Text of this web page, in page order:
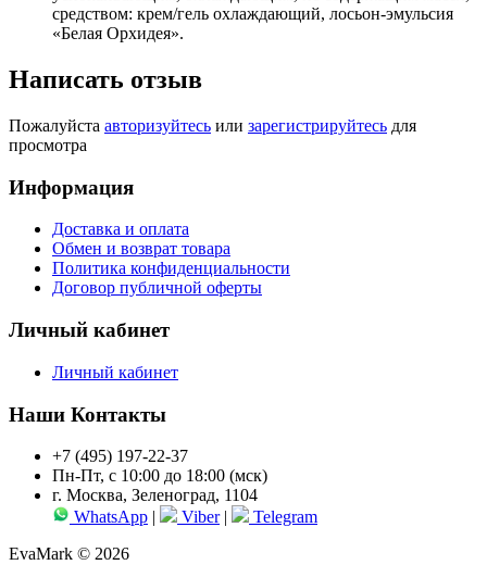
средством: крем/гель охлаждающий, лосьон-эмульсия
«Белая Орхидея».
Написать отзыв
Пожалуйста авторизуйтесь или зарегистрируйтесь для
просмотра
Информация
Доставка и оплата
Обмен и возврат товара
Политика конфиденциальности
Договор публичной оферты
Личный кабинет
Личный кабинет
Наши Контакты
+7 (495) 197-22-37
Пн-Пт, с 10:00 до 18:00 (мск)
г. Москва, Зеленоград, 1104
WhatsApp | Viber|
Telegram
EvaMark © 2026